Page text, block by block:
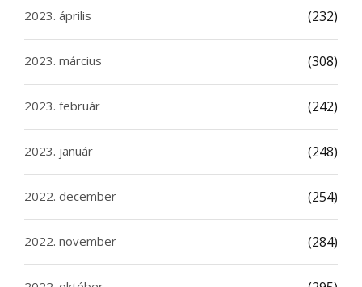
2023. április (232)
2023. március (308)
2023. február (242)
2023. január (248)
2022. december (254)
2022. november (284)